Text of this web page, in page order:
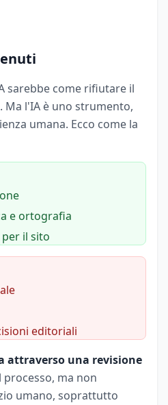
sarebbe come rifiutare il
l'IA è uno strumento,
umana. Ecco come la
e ortografia
il sito
editoriali
attraverso una revisione
processo, ma non
umano, soprattutto